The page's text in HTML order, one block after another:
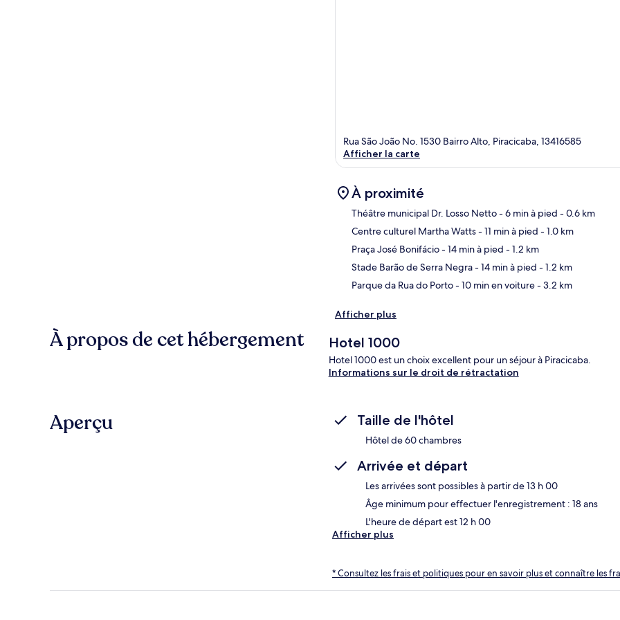
Rua São João No. 1530 Bairro Alto, Piracicaba, 13416585
Afficher la carte
À proximité
Théâtre municipal Dr. Losso Netto- 6 min à pied - 0.6 km
Centre culturel Martha Watts- 11 min à pied - 1.0 km
Praça José Bonifácio- 14 min à pied - 1.2 km
Stade Barão de Serra Negra- 14 min à pied - 1.2 km
Parque da Rua do Porto- 10 min en voiture- 3.2 km
Afficher plus
À propos de cet hébergement Hotel 1000
Hotel 1000 est un choix excellent pour un séjour à Piracicaba.
Informations sur le droit de rétractation
Aperçu Taille de l'hôtel
Hôtel de 60 chambres
Arrivée et départ
Les arrivées sont possibles à partir de 13 h 00
Âge minimum pour effectuer l'enregistrement : 18 ans
L'heure de départ est 12 h 00
Afficher plus
* Consultez les frais et politiques pour en savoir plus et connaître les